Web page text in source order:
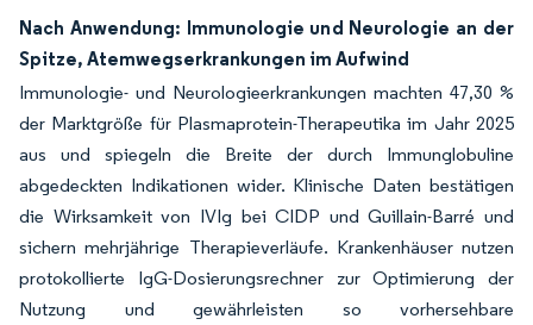
Nach Anwendung: Immunologie und Neurologie an der
Spitze, Atemwegserkrankungen im Aufwind
Immunologie- und Neurologieerkrankungen machten 47,30 %
der Marktgröße für Plasmaprotein-Therapeutika im Jahr 2025
aus und spiegeln die Breite der durch Immunglobuline
abgedeckten Indikationen wider. Klinische Daten bestätigen
die Wirksamkeit von IVIg bei CIDP und Guillain-Barré und
sichern mehrjährige Therapieverläufe. Krankenhäuser nutzen
protokollierte IgG-Dosierungsrechner zur Optimierung der
Nutzung und gewährleisten so vorhersehbare